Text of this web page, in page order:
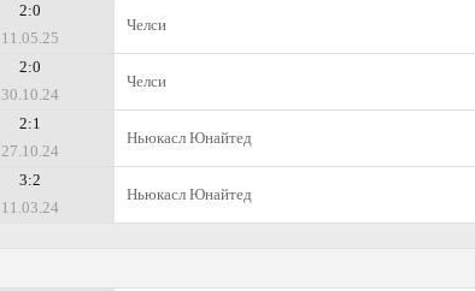
2:0
11.05.25
Челси
2:0
30.10.24
Челси
2:1
27.10.24
Ньюкасл Юнайтед
3:2
11.03.24
Ньюкасл Юнайтед